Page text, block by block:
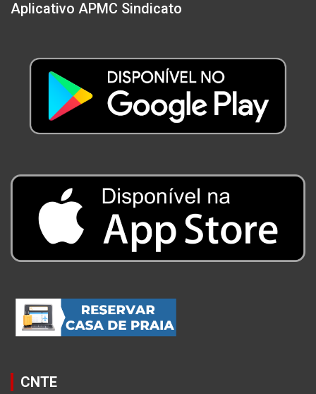
Aplicativo APMC Sindicato
CNTE